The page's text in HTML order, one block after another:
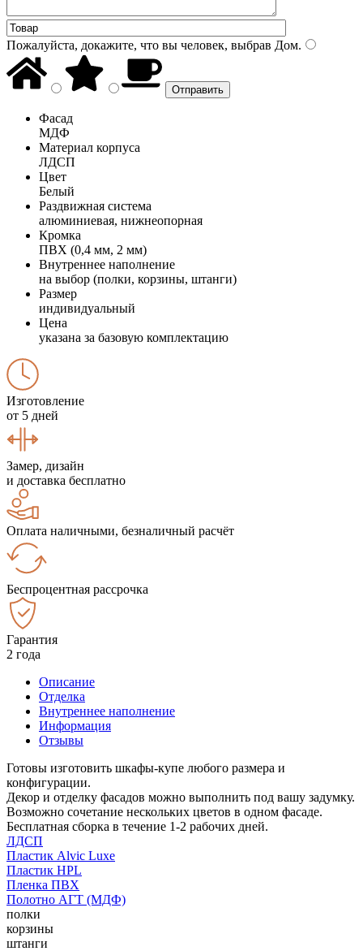
Пожалуйста, докажите, что вы человек, выбрав Дом.
Фасад
МДФ
Материал корпуса
ЛДСП
Цвет
Белый
Раздвижная система
алюминиевая, нижнеопорная
Кромка
ПВХ (0,4 мм, 2 мм)
Внутреннее наполнение
на выбор (полки, корзины, штанги)
Размер
индивидуальный
Цена
указана за базовую комплектацию
Изготовление
от 5 дней
Замер, дизайн
и доставка бесплатно
Оплата наличными, безналичный расчёт
Беспроцентная рассрочка
Гарантия
2 года
Описание
Отделка
Внутреннее наполнение
Информация
Отзывы
Готовы изготовить шкафы-купе любого размера и
конфигурации.
Декор и отделку фасадов можно выполнить под вашу задумку.
Возможно сочетание нескольких цветов в одном фасаде.
Бесплатная сборка в течение 1-2 рабочих дней.
ЛДСП
Пластик Alvic Luxe
Пластик HPL
Пленка ПВХ
Полотно АГТ (МДФ)
полки
корзины
штанги